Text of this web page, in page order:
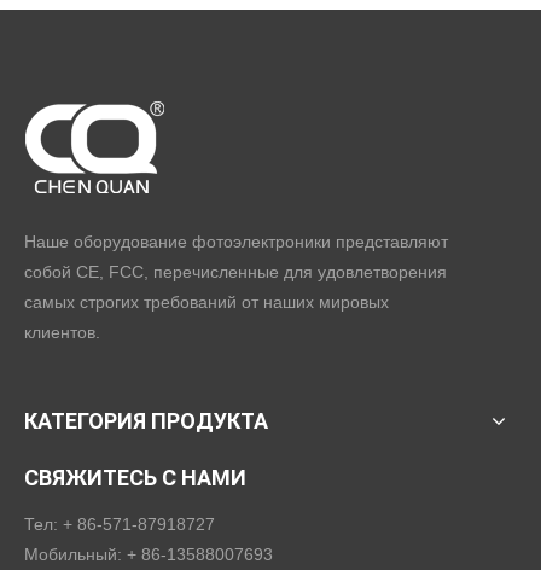
Наше оборудование фотоэлектроники представляют
собой CE, FCC, перечисленные для удовлетворения
самых строгих требований от наших мировых
клиентов.
КАТЕГОРИЯ ПРОДУКТА
СВЯЖИТЕСЬ С НАМИ
Тел: + 86-571-87918727
Мобильный: + 86-13588007693